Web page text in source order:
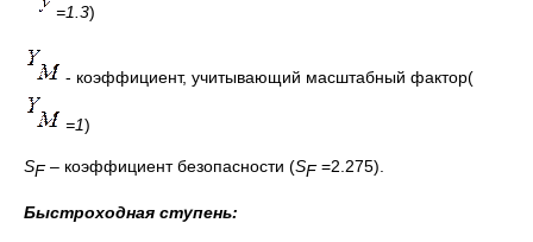
=1.3)
- коэффициент, учитывающий масштабный фактор(
=1)
SF– коэффициент безопасности (SF=2.275).
Быстроходная ступень: